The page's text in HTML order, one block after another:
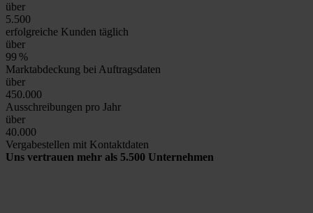
über
5.500
erfolgreiche Kunden täglich
über
99 %
Marktabdeckung bei Auftragsdaten
über
450.000
Ausschreibungen pro Jahr
über
40.000
Vergabestellen mit Kontaktdaten
Uns vertrauen mehr als 5.500 Unternehmen